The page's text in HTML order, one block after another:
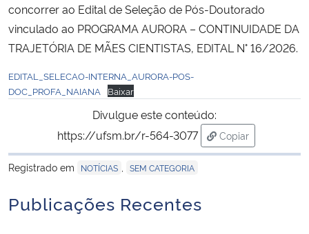
Ministério do Turismo
Controladoria-Geral da União
Ministério da Mulher, da Família e dos Direitos Humanos
Secretaria-Geral
Secretaria de Governo
concorrer ao Edital de Seleção de Pós-Doutorado
vinculado ao PROGRAMA AURORA – CONTINUIDADE DA
TRAJETÓRIA DE MÃES CIENTISTAS, EDITAL N° 16/2026.
EDITAL_SELECAO-INTERNA_AURORA-POS-
DOC_PROFA_NAIANA
Baixar
Divulgue este conteúdo:
https://ufsm.br/r-564-3077
Copiar
para área de
Registrado em
NOTÍCIAS SEM CATEGORIA
Publicações Recentes